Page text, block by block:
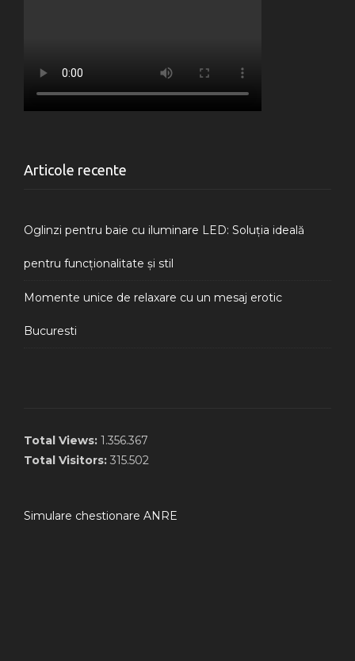
Articole recente
Oglinzi pentru baie cu iluminare LED: Soluția ideală
pentru funcționalitate și stil
Momente unice de relaxare cu un mesaj erotic
Bucuresti
Total Views: 1.356.367
Total Visitors: 315.502
Simulare chestionare ANRE